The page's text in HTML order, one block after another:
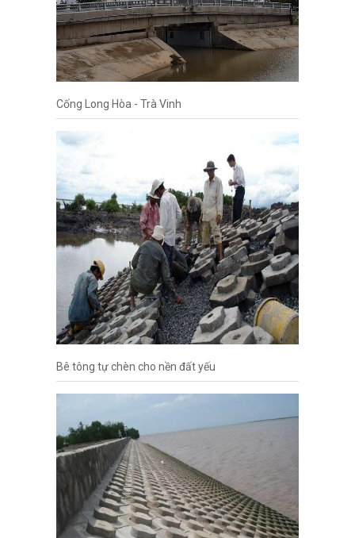
Cống Long Hòa - Trà Vinh
Bê tông tự chèn cho nền đất yếu